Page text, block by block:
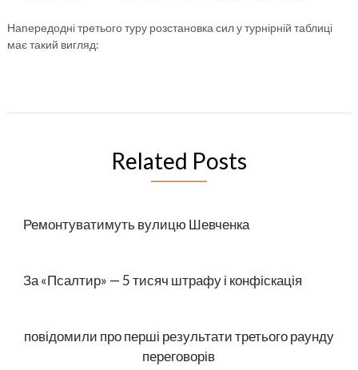
Напередодні третього туру розстановка сил у турнірній таблиці
має такий вигляд:
Related Posts
Ремонтуватимуть вулицю Шевченка
За «Псалтир» — 5 тисяч штрафу і конфіскація
повідомили про перші результати третього раунду
переговорів